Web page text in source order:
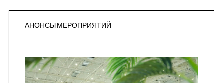
АНОНСЫ МЕРОПРИЯТИЙ